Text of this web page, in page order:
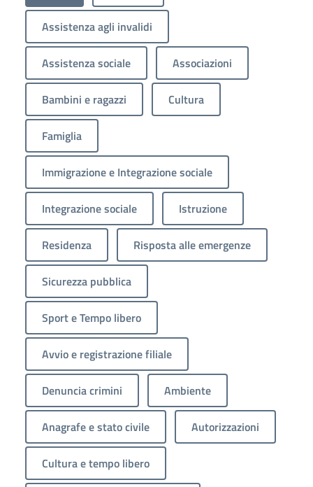
Assistenza agli invalidi
Assistenza sociale Associazioni
Bambini e ragazzi Cultura
Famiglia
Immigrazione e Integrazione sociale
Integrazione sociale Istruzione
Residenza Risposta alle emergenze
Sicurezza pubblica
Sport e Tempo libero
Avvio e registrazione filiale
Denuncia crimini Ambiente
Anagrafe e stato civile Autorizzazioni
Cultura e tempo libero